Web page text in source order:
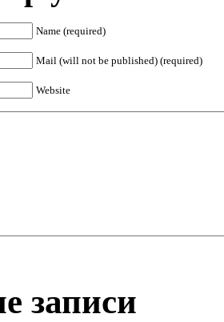
Name (required)
Mail (will not be published) (required)
Website
записи